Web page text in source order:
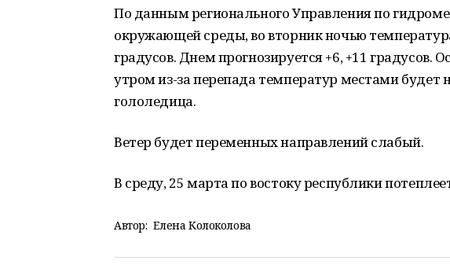
По данным регионального Управления по
окружающей среды, во вторник ночью
градусов. Днем прогнозируется +6, +11 градусов.
утром из-за перепада температур местами будет
гололедица.
Ветер будет переменных направлений слабый.
В среду, 25 марта по востоку республики
Автор: Елена Колоколова